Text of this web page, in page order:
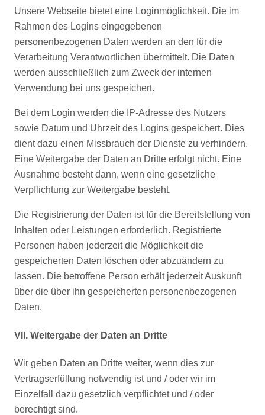
Unsere Webseite bietet eine Loginmöglichkeit. Die im
Rahmen des Logins eingegebenen
personenbezogenen Daten werden an den für die
Verarbeitung Verantwortlichen übermittelt. Die Daten
werden ausschließlich zum Zweck der internen
Verwendung bei uns gespeichert.
Bei dem Login werden die IP-Adresse des Nutzers
sowie Datum und Uhrzeit des Logins gespeichert. Dies
dient dazu einen Missbrauch der Dienste zu verhindern.
Eine Weitergabe der Daten an Dritte erfolgt nicht. Eine
Ausnahme besteht dann, wenn eine gesetzliche
Verpflichtung zur Weitergabe besteht.
Die Registrierung der Daten ist für die Bereitstellung von
Inhalten oder Leistungen erforderlich. Registrierte
Personen haben jederzeit die Möglichkeit die
gespeicherten Daten löschen oder abzuändern zu
lassen. Die betroffene Person erhält jederzeit Auskunft
über die über ihn gespeicherten personenbezogenen
Daten.
VII. Weitergabe der Daten an Dritte
Wir geben Daten an Dritte weiter, wenn dies zur
Vertragserfüllung notwendig ist und / oder wir im
Einzelfall dazu gesetzlich verpflichtet und / oder
berechtigt sind.